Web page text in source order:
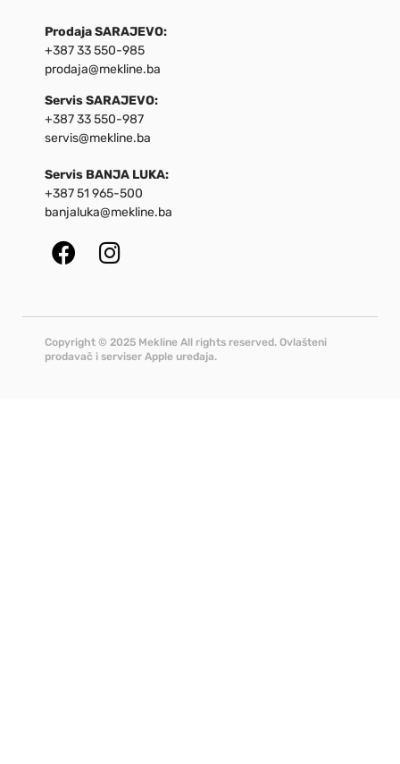
Prodaja SARAJEVO:
+387 33 550-985
prodaja@mekline.ba
Servis SARAJEVO:
+387 33 550-987
servis@mekline.ba
Servis BANJA LUKA:
+387 51 965-500
banjaluka@mekline.ba
Copyright © 2025 Mekline All rights reserved. Ovlašteni
prodavač i serviser Apple uređaja.